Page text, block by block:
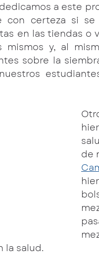
a este
con certeza si
en las tiendas o
mismos y, al
sobre la
de
la salud.